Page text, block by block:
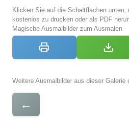
Klicken Sie auf die Schaltflächen unten,
kostenlos zu drucken oder als PDF
Magische Ausmalbilder zum Ausmalen
Weitere Ausmalbilder aus dieser Galerie
←